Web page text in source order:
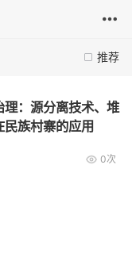
推荐
：源分离技术、堆
族村寨的应用
0次